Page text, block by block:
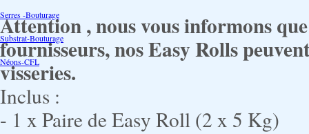
Serres -Bouturage
Substrat-Bouturage
Néons-CFL
Attention , nous vous informons
fournisseurs, nos Easy Rolls
visseries.
Inclus :
- 1 x Paire de Easy Roll (2 x 5 Kg)